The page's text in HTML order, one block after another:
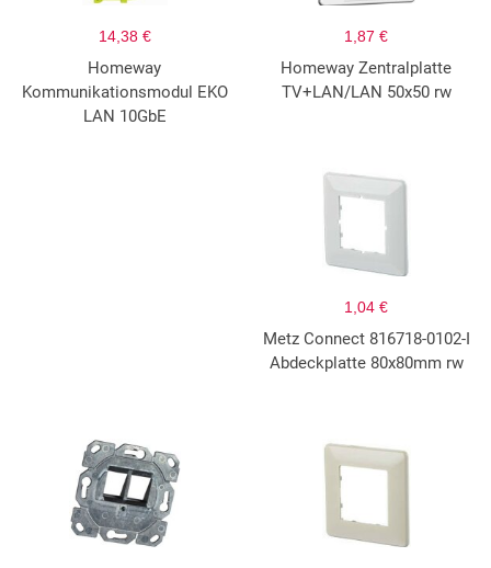
14,38 €
Homeway
Kommunikationsmodul EKO
LAN 10GbE
1,87 €
Homeway Zentralplatte
TV+LAN/LAN 50x50 rw
1,04 €
Metz Connect 816718-0102-I
Abdeckplatte 80x80mm rw